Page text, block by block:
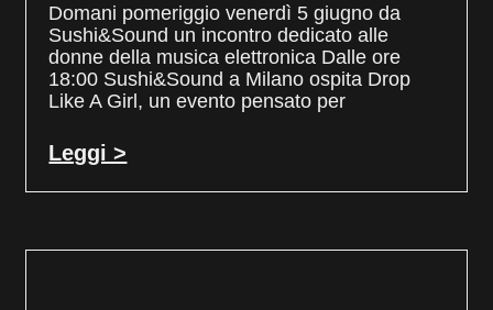
Domani pomeriggio venerdì 5 giugno da
Sushi&Sound un incontro dedicato alle
donne della musica elettronica Dalle ore
18:00 Sushi&Sound a Milano ospita Drop
Like A Girl, un evento pensato per
Leggi >